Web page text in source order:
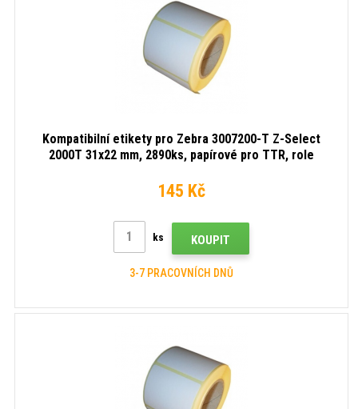
Kompatibilní etikety pro Zebra 3007200-T Z-Select
2000T 31x22 mm, 2890ks, papírové pro TTR, role
145 Kč
ks KOUPIT
3-7 PRACOVNÍCH DNŮ